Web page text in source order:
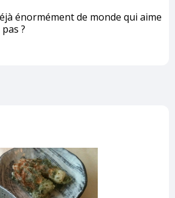
énormément de monde qui aime
?